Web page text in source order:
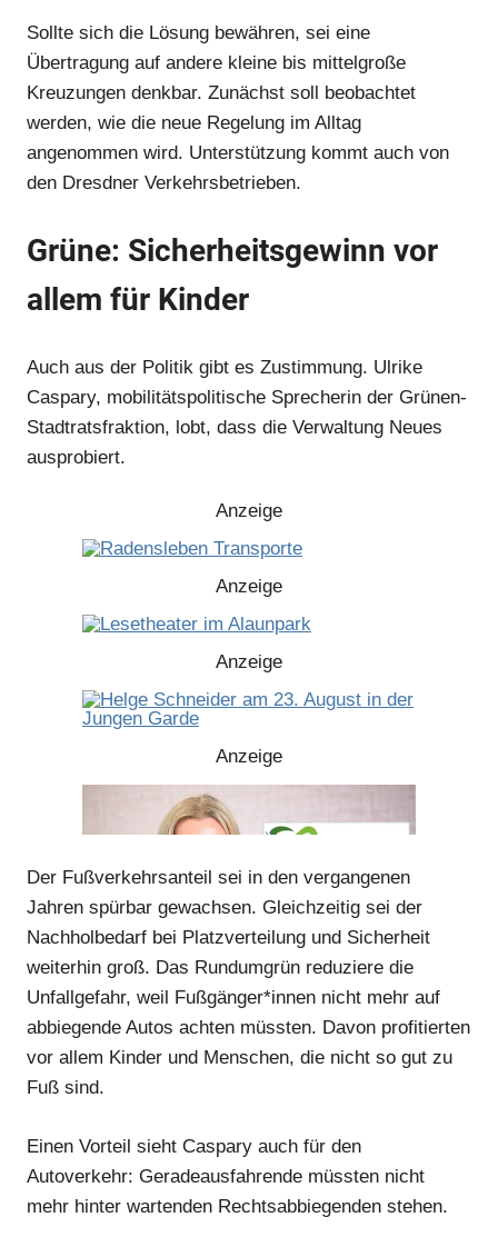
Anzeige
Anzeige
Anzeige
Anzeige
Anzeige
Sollte sich die Lösung bewähren, sei eine
Übertragung auf andere kleine bis mittelgroße
Kreuzungen denkbar. Zunächst soll beobachtet
werden, wie die neue Regelung im Alltag
angenommen wird. Unterstützung kommt auch von
den Dresdner Verkehrsbetrieben.
Grüne: Sicherheitsgewinn vor
allem für Kinder
Auch aus der Politik gibt es Zustimmung. Ulrike
Caspary, mobilitätspolitische Sprecherin der Grünen-
Stadtratsfraktion, lobt, dass die Verwaltung Neues
ausprobiert.
Anzeige
Anzeige
Anzeige
Anzeige
Der Fußverkehrsanteil sei in den vergangenen
Jahren spürbar gewachsen. Gleichzeitig sei der
Nachholbedarf bei Platzverteilung und Sicherheit
weiterhin groß. Das Rundumgrün reduziere die
Unfallgefahr, weil Fußgänger*innen nicht mehr auf
abbiegende Autos achten müssten. Davon profitierten
vor allem Kinder und Menschen, die nicht so gut zu
Fuß sind.
Einen Vorteil sieht Caspary auch für den
Autoverkehr: Geradeausfahrende müssten nicht
mehr hinter wartenden Rechtsabbiegenden stehen.